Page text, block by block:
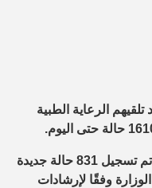
وذلك بعد تلقيهم الرعاية الطبية
وأوضح الدكتور خالد مجاهد، مساعد وزيرة الصحة والسكان للإعلام والتوعية، والمتحدث الرسمي للوزارة، أنه تم تسجيل 831 حالة جديدة
وفقًا لإرشادات